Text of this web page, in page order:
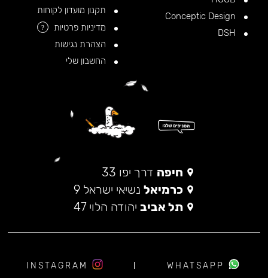
תקנון מועדון לקוחות
מדיניות פרטיות
?
הצהרת נגישות
החשבון שלי
חיפה דרך יפו 33
כרמיאל נשיאי ישראל 9
תל אביב יהודה הלוי 47
WHATSAPP
INSTAGRAM